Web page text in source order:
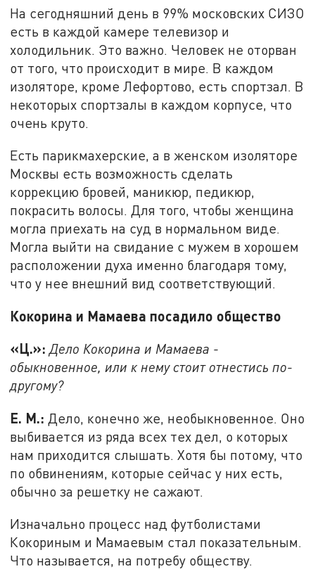
На сегодняшний день в 99% московских СИЗО
есть в каждой камере телевизор и
холодильник. Это важно. Человек не оторван
от того, что происходит в мире. В каждом
изоляторе, кроме Лефортово, есть спортзал. В
некоторых спортзалы в каждом корпусе, что
очень круто.
Есть парикмахерские, а в женском изоляторе
Москвы есть возможность сделать
коррекцию бровей, маникюр, педикюр,
покрасить волосы. Для того, чтобы женщина
могла приехать на суд в нормальном виде.
Могла выйти на свидание с мужем в хорошем
расположении духа именно благодаря тому,
что у нее внешний вид соответствующий.
Кокорина и Мамаева посадило общество
«Ц.»: Дело Кокорина и Мамаева -
обыкновенное, или к нему стоит отнестись по-
другому?
Е. М.: Дело, конечно же, необыкновенное. Оно
выбивается из ряда всех тех дел, о которых
нам приходится слышать. Хотя бы потому, что
по обвинениям, которые сейчас у них есть,
обычно за решетку не сажают.
Изначально процесс над футболистами
Кокориным и Мамаевым стал показательным.
Что называется, на потребу обществу.